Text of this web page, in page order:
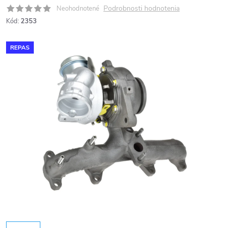
Neohodnotené Podrobnosti hodnotenia
Kód: 2353
REPAS